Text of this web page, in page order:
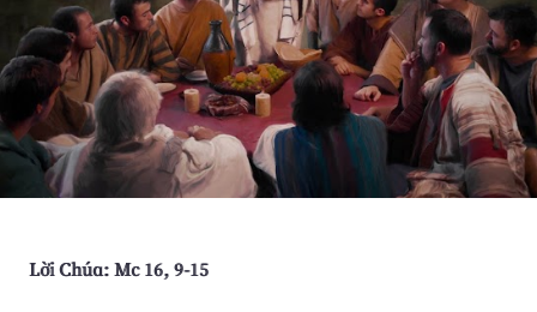
Lời Chúa: Mc 16, 9-15